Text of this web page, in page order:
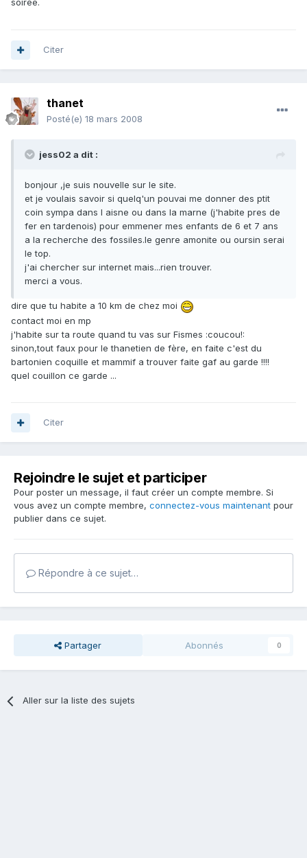
soirée.
Citer
thanet
Posté(e) 18 mars 2008
jess02 a dit :
bonjour ,je suis nouvelle sur le site.
et je voulais savoir si quelq'un pouvai me donner des ptit
coin sympa dans l aisne ou dans la marne (j'habite pres de
fer en tardenois) pour emmener mes enfants de 6 et 7 ans
a la recherche des fossiles.le genre amonite ou oursin serai
le top.
j'ai chercher sur internet mais...rien trouver.
merci a vous.
dire que tu habite a 10 km de chez moi
contact moi en mp
j'habite sur ta route quand tu vas sur Fismes :coucou!:
sinon,tout faux pour le thanetien de fère, en faite c'est du
bartonien coquille et mammif a trouver faite gaf au garde !!!!
quel couillon ce garde ...
Citer
Rejoindre le sujet et participer
Pour poster un message, il faut créer un compte membre. Si
vous avez un compte membre, connectez-vous maintenant pour
publier dans ce sujet.
Répondre à ce sujet…
Partager Abonnés 0
Aller sur la liste des sujets